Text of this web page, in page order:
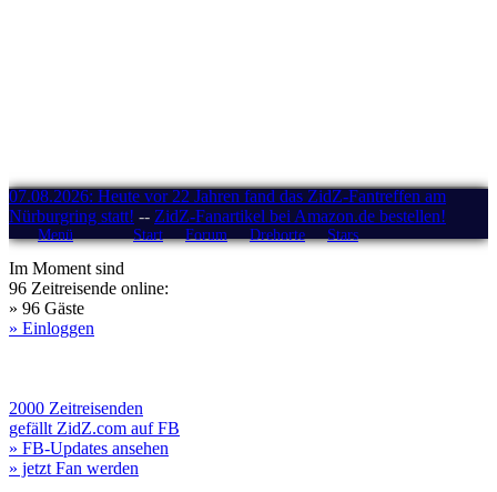
07.08.2026: Heute vor 22 Jahren fand das ZidZ-Fantreffen am
Nürburgring statt! -- ZidZ-Fanartikel bei Amazon.de bestellen!
Menü Start Forum Drehorte Stars
Im Moment sind
96 Zeitreisende online:
» 96 Gäste
» Einloggen
2000 Zeitreisenden
gefällt ZidZ.com auf FB
» FB-Updates ansehen
» jetzt Fan werden